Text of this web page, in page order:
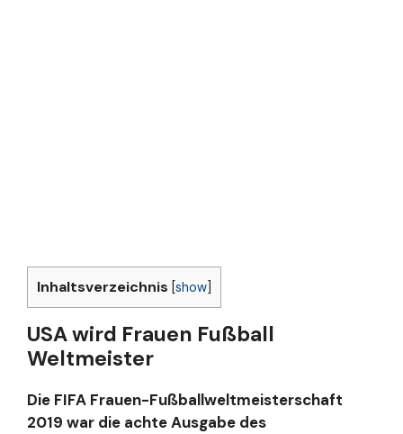
Inhaltsverzeichnis [show
USA wird Frauen Fußball
Weltmeister
Die FIFA Frauen-Fußballweltmeisterschaft
2019 war die achte Ausgabe des